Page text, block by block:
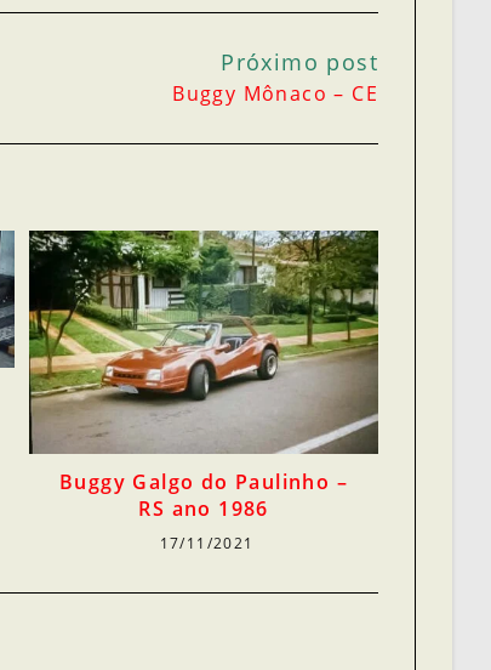
Próximo post
Buggy Mônaco – CE
Buggy Galgo do Paulinho –
RS ano 1986
17/11/2021